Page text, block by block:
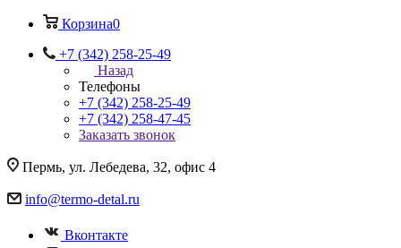
Корзина0
+7 (342) 258-25-49
Назад
Телефоны
+7 (342) 258-25-49
+7 (342) 258-47-45
Заказать звонок
Пермь, ул. Лебедева, 32, офис 4
info@termo-detal.ru
Вконтакте